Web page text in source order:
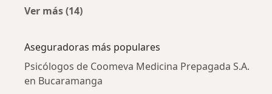
Ver más (14)
Aseguradoras más populares
Psicólogos de Coomeva Medicina Prepagada S.A.
en Bucaramanga